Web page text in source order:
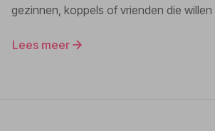
gezinnen, koppels of vrienden die
Lees meer